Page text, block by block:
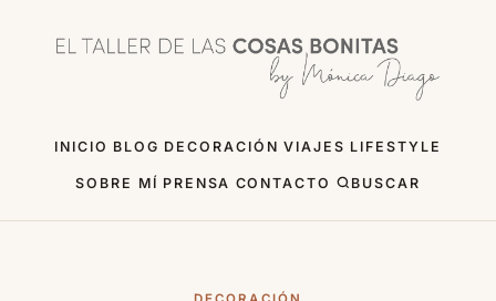
INICIO BLOG DECORACIÓN VIAJES LIFESTYLE
SOBRE MÍ PRENSA CONTACTO BUSCAR